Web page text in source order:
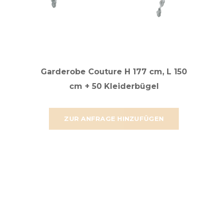
ZUR ANFRAGE HINZUFÜGEN
Garderobe Couture H 177 cm, L 150
cm + 50 Kleiderbügel